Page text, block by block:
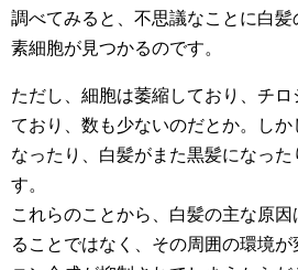
調べてみると、不思議なことに白
素細胞が見つかるのです。
ただし、細胞は萎縮しており、チ
ており、数も少ないのだとか。しか
なったり、白髪がまた黒髪になった
す。
これらのことから、白髪の主な原
ることではなく、その周囲の環境